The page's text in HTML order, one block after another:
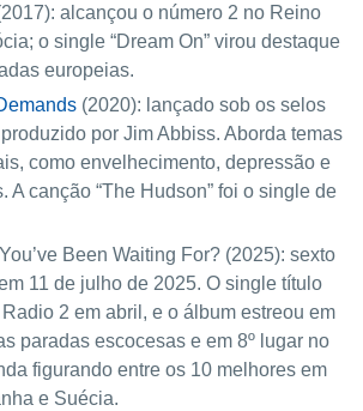
alcançou o número 2 no Reino
o single “Dream On” virou destaque
europeias.
(2020): lançado sob os selos
por Jim Abbiss. Aborda temas
como envelhecimento, depressão e
A canção “The Hudson” foi o single de
Been Waiting For? (2025): sexto
11 de julho de 2025. O single título
2 em abril, e o álbum estreou em
paradas escocesas e em 8º lugar no
figurando entre os 10 melhores em
e Suécia.